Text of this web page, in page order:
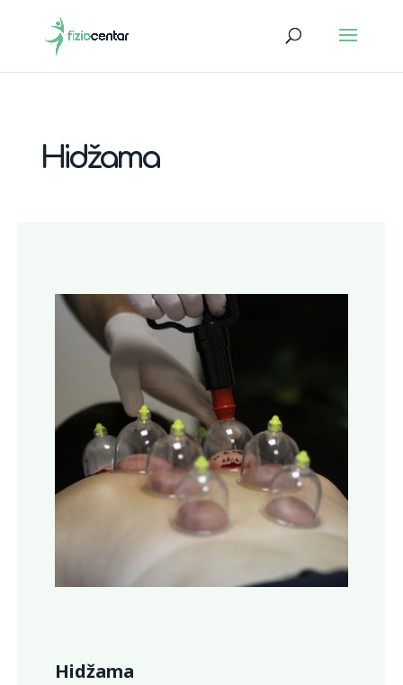
Hidžama
Hidžama